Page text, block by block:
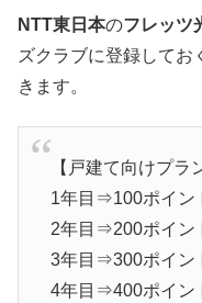
NTT東日本のフレッツ
ズクラブに登録してお
きます。
【戸建て向けプラ
1年目⇒100ポイン
2年目⇒200ポイン
3年目⇒300ポイン
4年目⇒400ポイン